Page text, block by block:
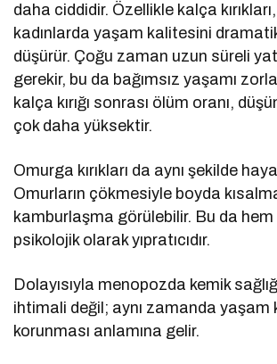
daha ciddidir. Özellikle kalça kırıkları,
kadınlarda yaşam kalitesini
düşürür. Çoğu zaman uzun süreli
gerekir, bu da bağımsız yaşamı
kalça kırığı sonrası ölüm oranı,
çok daha yüksektir.
Omurga kırıkları da aynı şekilde
Omurların çökmesiyle boyda
kamburlaşma görülebilir. Bu da
psikolojik olarak yıpratıcıdır.
Dolayısıyla menopozda kemik
ihtimali değil; aynı zamanda yaşam
korunması anlamına gelir.